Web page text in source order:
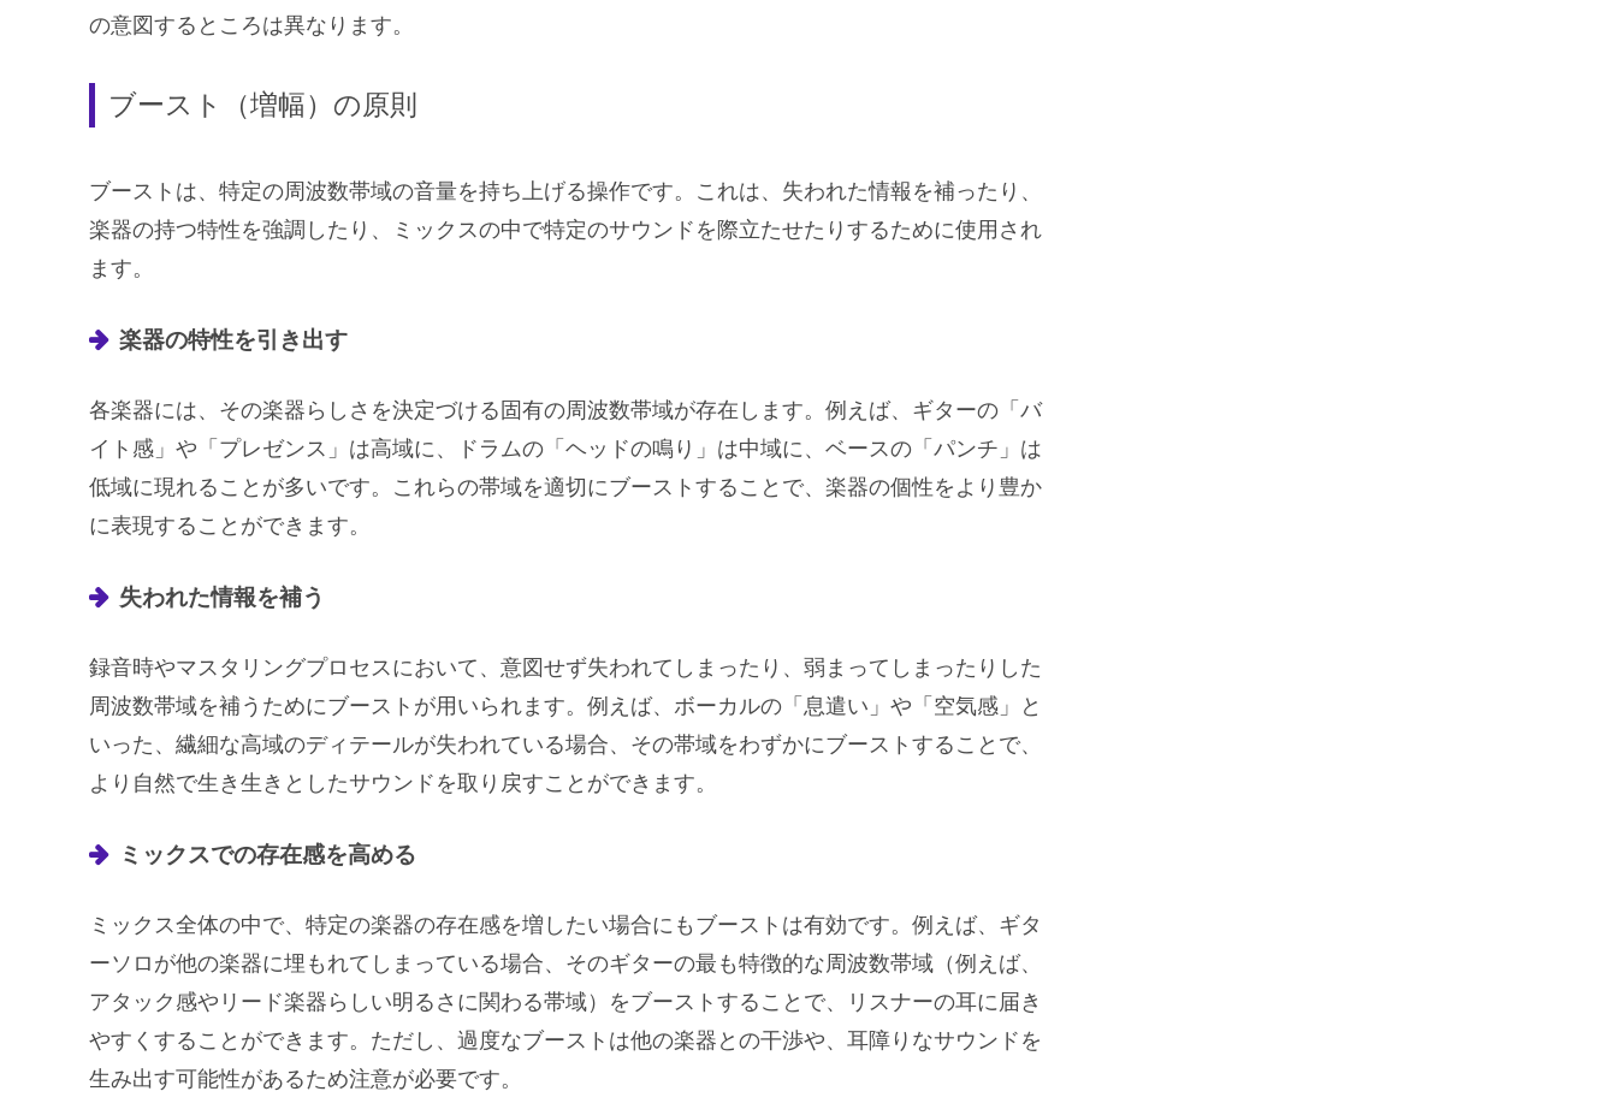
の意図するところは異なります。
ブースト（増幅）の原則
ブーストは、特定の周波数帯域の音量を持ち上げる操作です。これは、失われた情報を補ったり、
楽器の持つ特性を強調したり、ミックスの中で特定のサウンドを際立たせたりするために使用され
ます。
楽器の特性を引き出す
各楽器には、その楽器らしさを決定づける固有の周波数帯域が存在します。例えば、ギターの「バ
イト感」や「プレゼンス」は高域に、ドラムの「ヘッドの鳴り」は中域に、ベースの「パンチ」は
低域に現れることが多いです。これらの帯域を適切にブーストすることで、楽器の個性をより豊か
に表現することができます。
失われた情報を補う
録音時やマスタリングプロセスにおいて、意図せず失われてしまったり、弱まってしまったりした
周波数帯域を補うためにブーストが用いられます。例えば、ボーカルの「息遣い」や「空気感」と
いった、繊細な高域のディテールが失われている場合、その帯域をわずかにブーストすることで、
より自然で生き生きとしたサウンドを取り戻すことができます。
ミックスでの存在感を高める
ミックス全体の中で、特定の楽器の存在感を増したい場合にもブーストは有効です。例えば、ギタ
ーソロが他の楽器に埋もれてしまっている場合、そのギターの最も特徴的な周波数帯域（例えば、
アタック感やリード楽器らしい明るさに関わる帯域）をブーストすることで、リスナーの耳に届き
やすくすることができます。ただし、過度なブーストは他の楽器との干渉や、耳障りなサウンドを
生み出す可能性があるため注意が必要です。